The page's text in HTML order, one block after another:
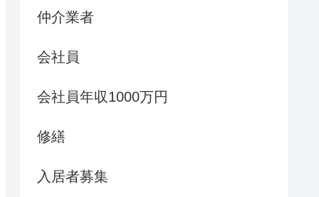
仲介業者
会社員
会社員年収1000万円
修繕
入居者募集